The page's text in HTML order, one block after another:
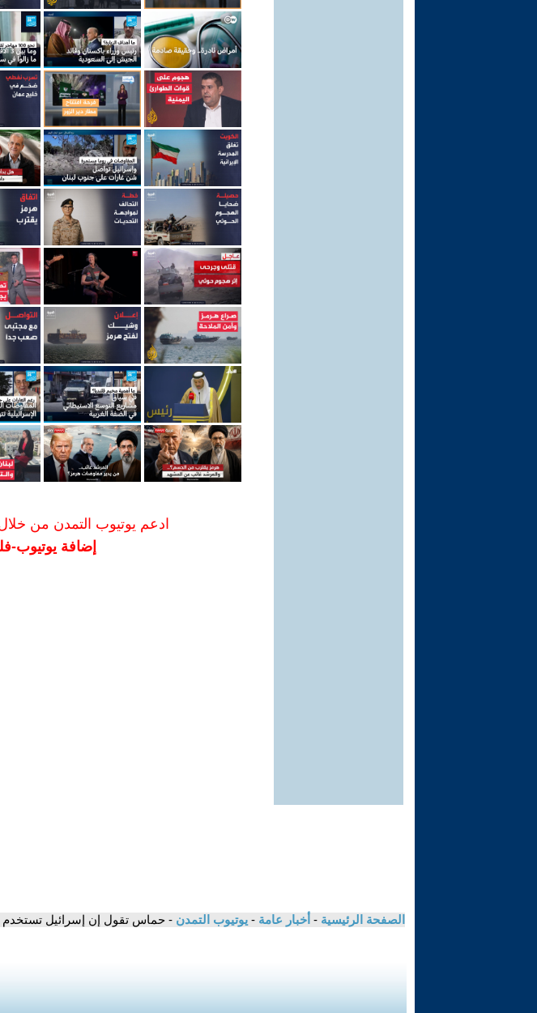
ادعم يوتيوب التمدن من خلال
إضافة يوتيوب-
الصفحة الرئيسية - أخبار عامة - يوتيوب التمدن - حماس تقول إن إسرائيل تستخدم